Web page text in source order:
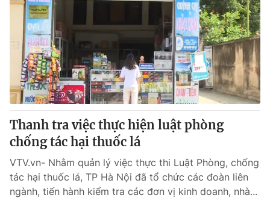
Thanh tra việc thực hiện luật phòng
chống tác hại thuốc lá
VTV.vn- Nhằm quản lý việc thực thi Luật Phòng, chống
tác hại thuốc lá, TP Hà Nội đã tổ chức các đoàn liên
ngành, tiến hành kiểm tra các đơn vị kinh doanh, nhà...